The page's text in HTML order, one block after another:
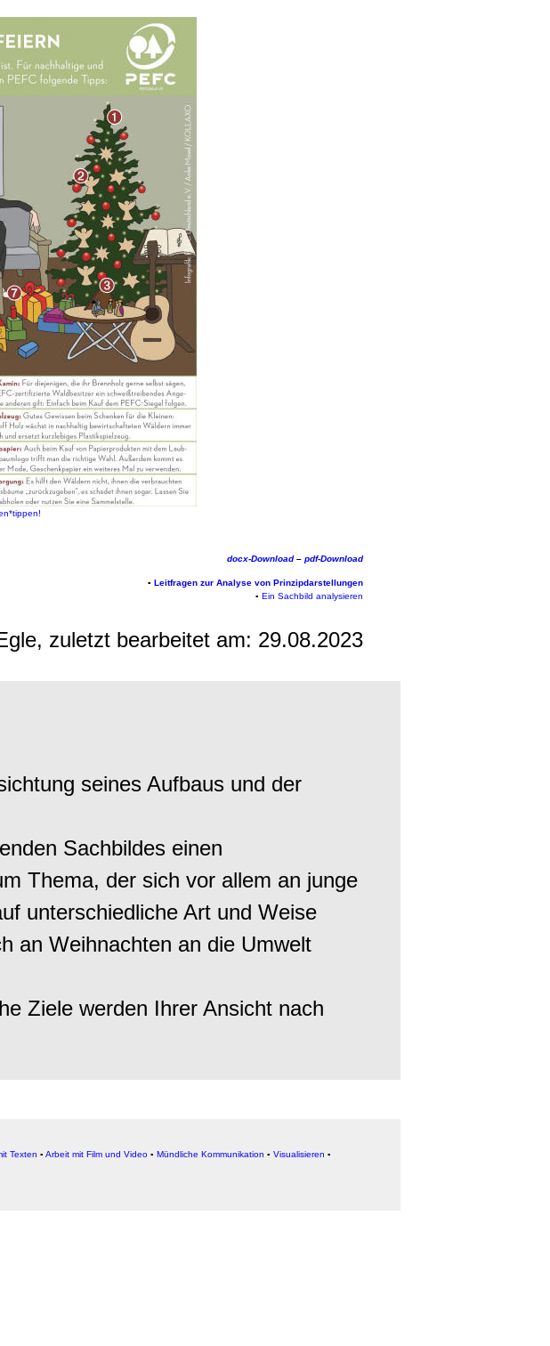
docx-Download– pdf-Download
▪ Leitfragen zur Analyse von Prinzipdarstellungen
▪ Ein Sachbild analysieren
zuletzt bearbeitet am: 29.08.2023
seines Aufbaus und der
Sachbildes einen
Thema, der sich vor allem an junge
unterschiedliche Art und Weise
an Weihnachten an die Umwelt
Ziele werden Ihrer Ansicht nach
Texten ▪ Arbeit mit Film und Video ▪ Mündliche Kommunikation ▪ Visualisieren ▪